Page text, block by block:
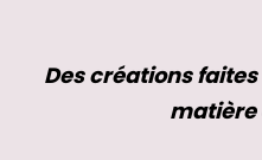
Des créations
matière